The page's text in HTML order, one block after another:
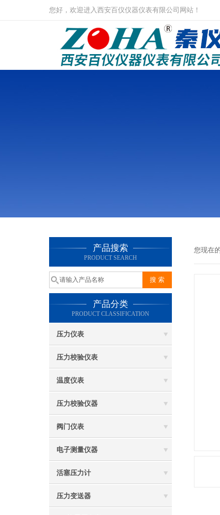
您好，欢迎进入西安百仪仪器仪表有限公司网站！
产品搜索
PRODUCT SEARCH
产品分类
PRODUCT CLASSIFICATION
压力仪表
压力校验仪表
温度仪表
压力校验仪器
阀门仪表
电子测量仪器
活塞压力计
压力变送器
您现在